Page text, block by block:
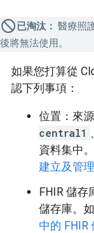
已淘汰： 醫療照
後將無法使用。
如果您打算從
認下列事項：
位置：來
central1 、
資料集中
建立及管
FHIR 儲存
儲存庫。
中的 FHIR